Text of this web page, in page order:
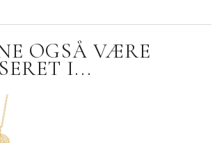
OGSÅ VÆRE
I...